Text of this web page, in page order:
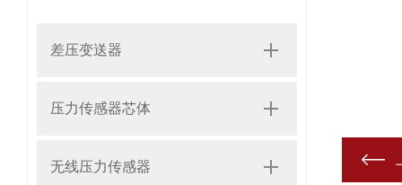
差压变送器
压力传感器芯体
无线压力传感器